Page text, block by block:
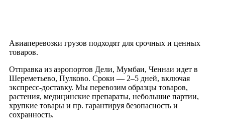
Авиаперевозки грузов подходят для срочных и ценных
товаров.
Отправка из аэропортов Дели, Мумбаи, Ченнаи идет в
Шереметьево, Пулково. Сроки — 2–5 дней, включая
экспресс-доставку. Мы перевозим образцы товаров,
растения, медицинские препараты, небольшие партии,
хрупкие товары и пр. гарантируя безопасность и
сохранность.